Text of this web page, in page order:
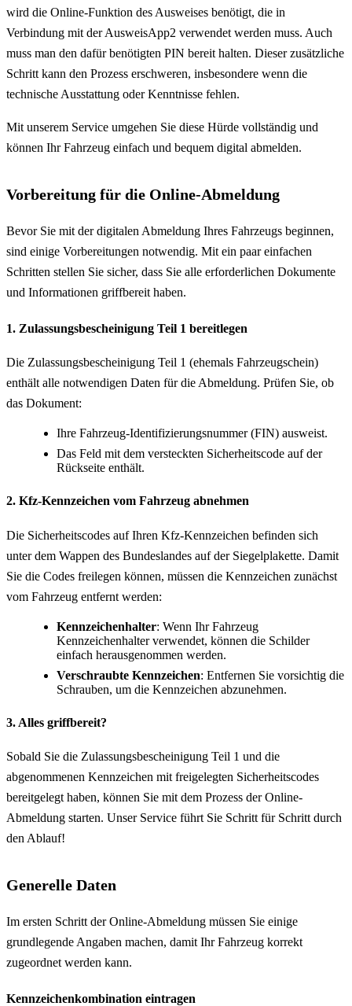
wird die Online-Funktion des Ausweises benötigt, die in
Verbindung mit der AusweisApp2 verwendet werden muss. Auch
muss man den dafür benötigten PIN bereit halten. Dieser zusätzliche
Schritt kann den Prozess erschweren, insbesondere wenn die
technische Ausstattung oder Kenntnisse fehlen.
Mit unserem Service umgehen Sie diese Hürde vollständig und
können Ihr Fahrzeug einfach und bequem digital abmelden.
Vorbereitung für die Online-Abmeldung
Bevor Sie mit der digitalen Abmeldung Ihres Fahrzeugs beginnen,
sind einige Vorbereitungen notwendig. Mit ein paar einfachen
Schritten stellen Sie sicher, dass Sie alle erforderlichen Dokumente
und Informationen griffbereit haben.
1. Zulassungsbescheinigung Teil 1 bereitlegen
Die Zulassungsbescheinigung Teil 1 (ehemals Fahrzeugschein)
enthält alle notwendigen Daten für die Abmeldung. Prüfen Sie, ob
das Dokument:
Ihre Fahrzeug-Identifizierungsnummer (FIN) ausweist.
Das Feld mit dem versteckten Sicherheitscode auf der
Rückseite enthält.
2. Kfz-Kennzeichen vom Fahrzeug abnehmen
Die Sicherheitscodes auf Ihren Kfz-Kennzeichen befinden sich
unter dem Wappen des Bundeslandes auf der Siegelplakette. Damit
Sie die Codes freilegen können, müssen die Kennzeichen zunächst
vom Fahrzeug entfernt werden:
Kennzeichenhalter: Wenn Ihr Fahrzeug
Kennzeichenhalter verwendet, können die Schilder
einfach herausgenommen werden.
Verschraubte Kennzeichen: Entfernen Sie vorsichtig die
Schrauben, um die Kennzeichen abzunehmen.
3. Alles griffbereit?
Sobald Sie die Zulassungsbescheinigung Teil 1 und die
abgenommenen Kennzeichen mit freigelegten Sicherheitscodes
bereitgelegt haben, können Sie mit dem Prozess der Online-
Abmeldung starten. Unser Service führt Sie Schritt für Schritt durch
den Ablauf!
Generelle Daten
Im ersten Schritt der Online-Abmeldung müssen Sie einige
grundlegende Angaben machen, damit Ihr Fahrzeug korrekt
zugeordnet werden kann.
Kennzeichenkombination eintragen